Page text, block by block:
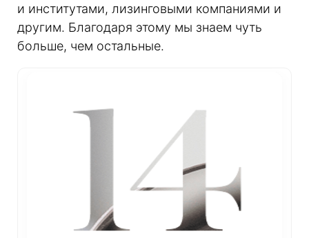
и институтами, лизинговыми компаниями и
другим. Благодаря этому мы знаем чуть
больше, чем остальные.